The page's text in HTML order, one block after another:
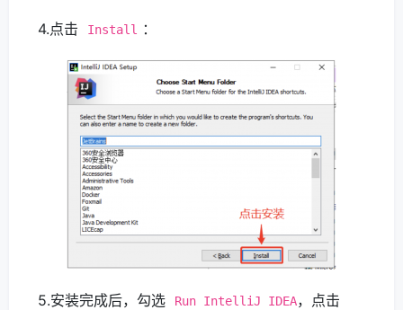
4.点击 Install ：
5.安装完成后，勾选 Run IntelliJ IDEA，点击